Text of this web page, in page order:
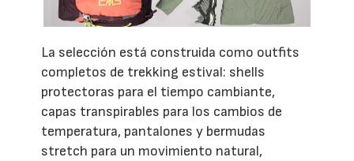
La selección está construida como outfits
completos de trekking estival: shells
protectoras para el tiempo cambiante,
capas transpirables para los cambios de
temperatura, pantalones y bermudas
stretch para un movimiento natural,